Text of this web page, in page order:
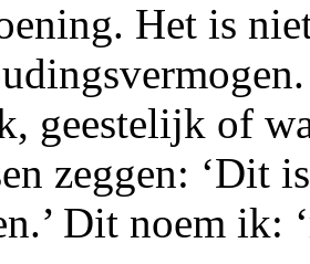
Het is
geestelijk of
zeggen: ‘Dit
Dit noem ik: